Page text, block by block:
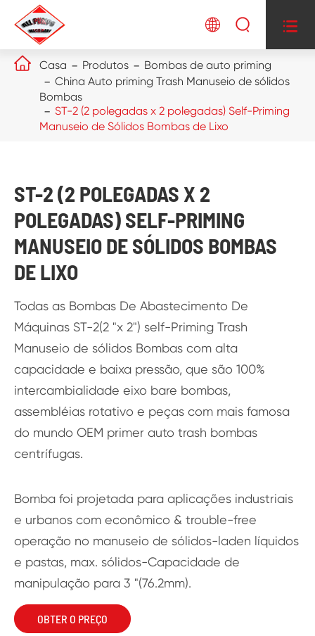
  
 Casa Produtos
Bombas de auto priming
China Auto priming Trash Manuseio de sólidos
Bombas
ST-2 (2 polegadas x 2 polegadas) Self-Priming
Manuseio de Sólidos Bombas de Lixo
ST-2 (2 POLEGADAS X 2
POLEGADAS) SELF-PRIMING
MANUSEIO DE SÓLIDOS BOMBAS
DE LIXO
Todas as Bombas De Abastecimento De
Máquinas ST-2(2 "x 2") self-Priming Trash
Manuseio de sólidos Bombas com alta
capacidade e baixa pressão, que são 100%
intercambialidade eixo bare bombas,
assembléias rotativo e peças com mais famosa
do mundo OEM primer auto trash bombas
centrífugas.
Bomba foi projetada para aplicações industriais
e urbanos com econômico & trouble-free
operação no manuseio de sólidos-laden líquidos
e pastas, max. sólidos-Capacidade de
manipulação para 3 "(76.2mm).
OBTER O PREÇO